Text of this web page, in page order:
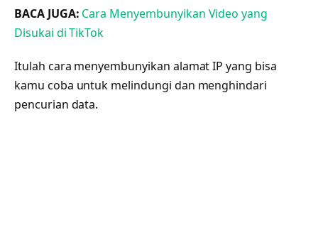
BACA JUGA: Cara Menyembunyikan Video yang
Disukai di TikTok
Itulah cara menyembunyikan alamat IP yang bisa
kamu coba untuk melindungi dan menghindari
pencurian data.